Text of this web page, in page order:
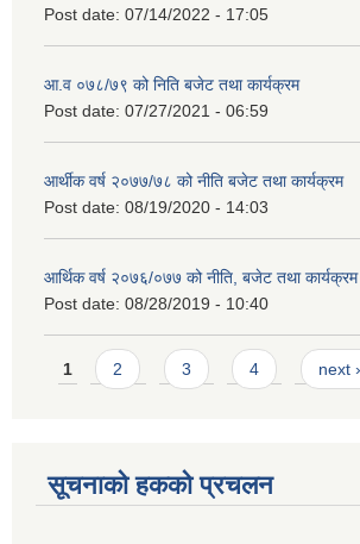
Post date: 07/14/2022 - 17:05
आ.व ०७८/७९ को निति बजेट तथा कार्यक्रम
Post date: 07/27/2021 - 06:59
आर्थीक वर्ष २०७७/७८ को नीति बजेट तथा कार्यक्रम
Post date: 08/19/2020 - 14:03
आर्थिक वर्ष २०७६/०७७ को नीति, बजेट तथा कार्यक्रम
Post date: 08/28/2019 - 10:40
Pages
1 2 3 4 next ›
सूचनाको हकको प्रचलन